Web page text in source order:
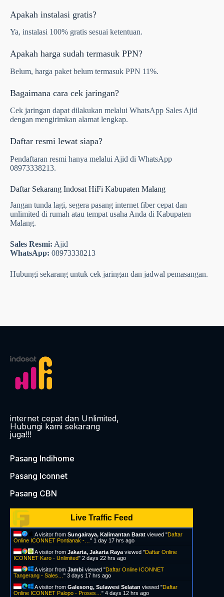
Apakah instalasi gratis?
Ya, instalasi 100% gratis sesuai ketentuan.
Apakah harga sudah termasuk PPN?
Belum, harga paket belum termasuk PPN 11%.
Bagaimana cara cek jaringan?
Cek jaringan dapat dilakukan melalui WhatsApp Sales Ajid
dengan mengirimkan alamat lengkap.
Daftar resmi lewat siapa?
Pendaftaran resmi hanya melalui Ajid di WhatsApp
08973338213.
Daftar Sekarang Indosat HiFi Kabupaten Malang
Jangan tunda lagi, segera pasang internet fiber cepat dan
unlimited di rumah atau tempat usaha Anda di Kabupaten
Malang.
Sales Resmi: Ajid
WhatsApp: 08973338213
Hubungi sekarang untuk cek jaringan dan jadwal pemasangan.
internet cepat dan Unlimited,
Hubungi kami sekarang
juga!!!
Pasang Indihome
Pasang Iconnet
Pasang CBN
Live Traffic Feed
A visitor from Sungairaya, Kalimantan Barat viewed "Daftar
Online ICONNET Pontianak -… " 1 day 17 hrs ago
A visitor from Jakarta, Jakarta Raya viewed "Daftar Online
ICONNET Karo - Unlimited" 2 days 22 hrs ago
A visitor from Jambi viewed "Daftar Online ICONNET
Tangerang - Sales… " 3 days 17 hrs ago
A visitor from Galesong, Sulawesi Selatan viewed "Daftar
Online ICONNET Palopo - Proses… " 4 days 12 hrs ago